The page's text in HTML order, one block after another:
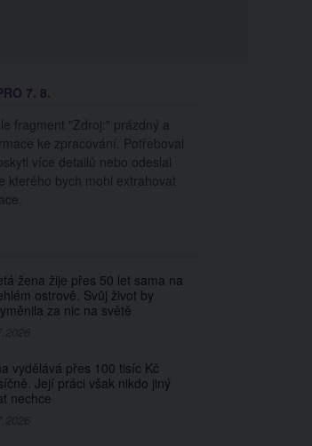
7. 8.
fragment "Zdroj:" prázdný a
ke zpracování. Potřeboval
více detailů nebo odeslal
kterého bych mohl extrahovat
žena žije přes 50 let sama na
ostrově. Svůj život by
za nic na světě
vydělává přes 100 tisíc Kč
Její práci však nikdo jiný
nechce